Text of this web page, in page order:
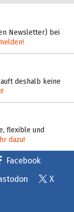
Newsletter) bei
deshalb keine
flexible und
dazu!
Facebook
X